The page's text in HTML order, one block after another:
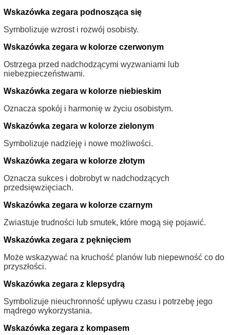
Wskazówka zegara podnosząca się
Symbolizuje wzrost i rozwój osobisty.
Wskazówka zegara w kolorze czerwonym
Ostrzega przed nadchodzącymi wyzwaniami lub
niebezpieczeństwami.
Wskazówka zegara w kolorze niebieskim
Oznacza spokój i harmonię w życiu osobistym.
Wskazówka zegara w kolorze zielonym
Symbolizuje nadzieję i nowe możliwości.
Wskazówka zegara w kolorze złotym
Oznacza sukces i dobrobyt w nadchodzących
przedsięwzięciach.
Wskazówka zegara w kolorze czarnym
Zwiastuje trudności lub smutek, które mogą się pojawić.
Wskazówka zegara z pęknięciem
Może wskazywać na kruchość planów lub niepewność co do
przyszłości.
Wskazówka zegara z klepsydrą
Symbolizuje nieuchronność upływu czasu i potrzebę jego
mądrego wykorzystania.
Wskazówka zegara z kompasem